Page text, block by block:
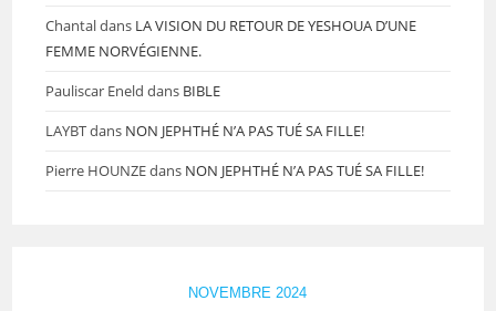
Chantaldans LA VISION DU RETOUR DE YESHOUA D’UNE
FEMME NORVÉGIENNE.
Pauliscar Eneld dans BIBLE
LAYBTdans NON JEPHTHÉ N’A PAS TUÉ SA FILLE!
Pierre HOUNZEdans NON JEPHTHÉ N’A PAS TUÉ SA FILLE!
NOVEMBRE 2024